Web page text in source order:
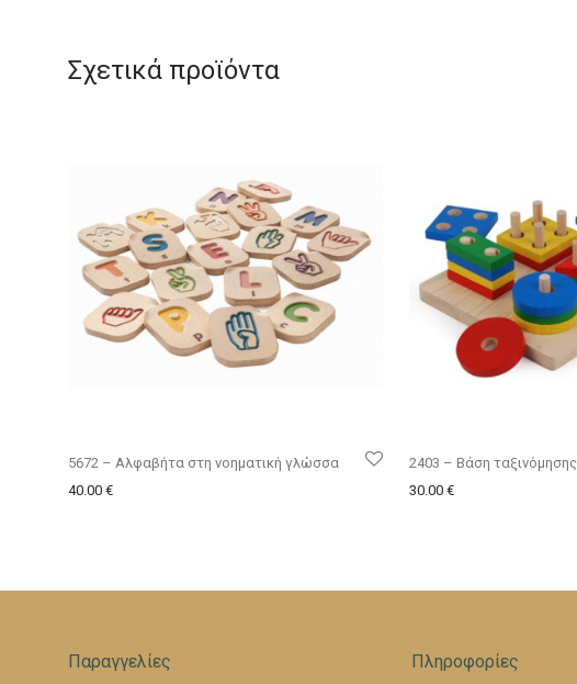
Σχετικά προϊόντα
5672 – Αλφαβήτα στη νοηματική γλώσσα
40.00 €
2403 – Βάση ταξινόμησης
30.00 €
Παραγγελίες Πληροφορίες